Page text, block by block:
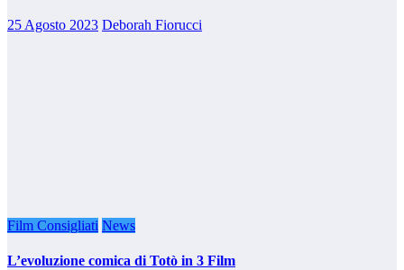
25 Agosto 2023 Deborah Fiorucci
Film Consigliati News
L’evoluzione comica di Totò in 3 Film